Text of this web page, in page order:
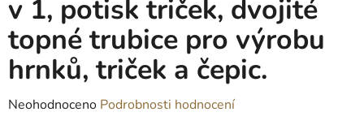
v 1, potisk triček, dvojité
topné trubice pro výrobu
hrnků, triček a čepic.
Průměrné
Neohodnoceno Podrobnosti hodnocení